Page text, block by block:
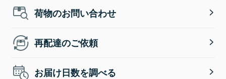
荷物のお問い合わせ
再配達のご依頼
お届け日数を調べる